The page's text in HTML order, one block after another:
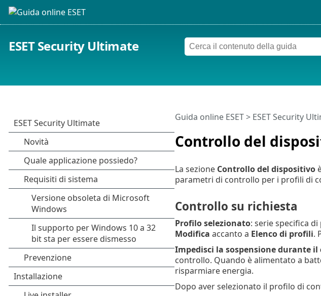
ESET Security Ultimate
Controllo del
Guida online ESET> ESET Security
La sezione Controllo del dispositivo
parametri di controllo per i profili di
Controllo su richiesta
Profilo selezionato: serie specifica
Modifica accanto a Elenco di profili.
Impedisci la sospensione durante
controllo. Quando è alimentato a
risparmiare energia.
Dopo aver selezionato il profilo di